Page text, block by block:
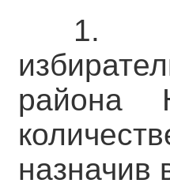
1.
района
назначив